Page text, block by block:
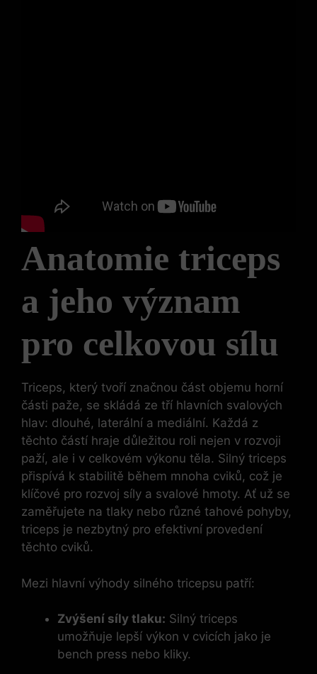
Anatomie triceps
a jeho význam
pro celkovou‌ sílu
Triceps, který tvoří značnou část objemu horní
části paže, se skládá ze tří hlavních svalových
hlav: dlouhé, laterální⁤ a mediální. Každá z
těchto částí hraje důležitou roli nejen v ​rozvoji
paží,⁢ ale i v celkovém výkonu těla. Silný triceps
přispívá k⁤ stabilitě během mnoha‌ cviků, což je
klíčové pro rozvoj⁤ síly a svalové hmoty. Ať už⁢ se
zaměřujete na tlaky nebo​ různé tahové pohyby,
triceps je nezbytný pro efektivní provedení
těchto cviků.
Mezi hlavní⁣ výhody silného tricepsu patří:
Zvýšení síly tlaku: Silný triceps
umožňuje lepší výkon v cvicích jako je
bench press nebo kliky.